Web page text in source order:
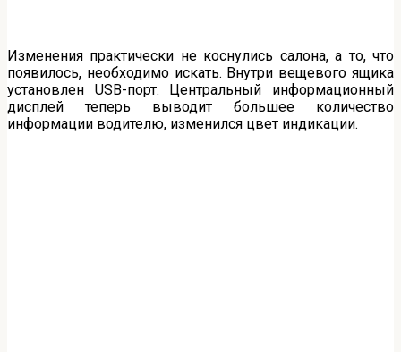
Изменения практически не коснулись салона, а то, что
появилось, необходимо искать. Внутри вещевого ящика
установлен USB-порт. Центральный информационный
дисплей теперь выводит большее количество
информации водителю, изменился цвет индикации.